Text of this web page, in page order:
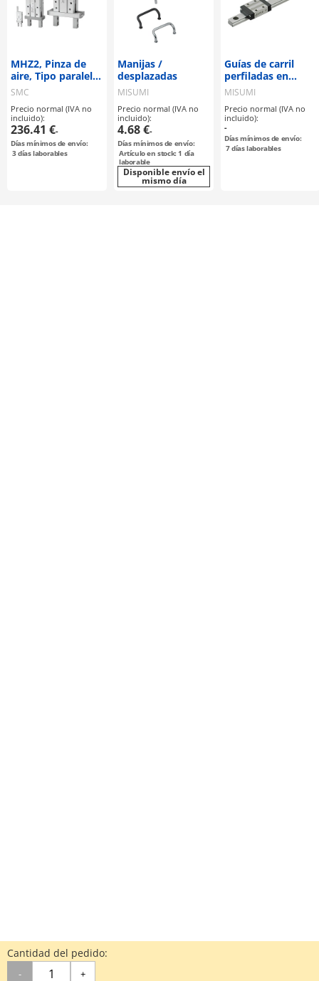
MHZ2, Pinza de
aire, Tipo paralelo,
Estándar
SMC
Precio normal (IVA no
incluido):
236.41 €-
Días mínimos de envío:
3días laborables
Manijas /
desplazadas
MISUMI
Precio normal (IVA no
incluido):
4.68 €-
Días mínimos de envío:
Artículo en stock: 1 día
laborable
Disponible envío el
mismo día
Guías de carril
perfiladas en
miniatura
MISUMI
Precio normal (IVA no
incluido):
-
Días mínimos de envío:
7días laborables
Cantidad del pedido:
- +